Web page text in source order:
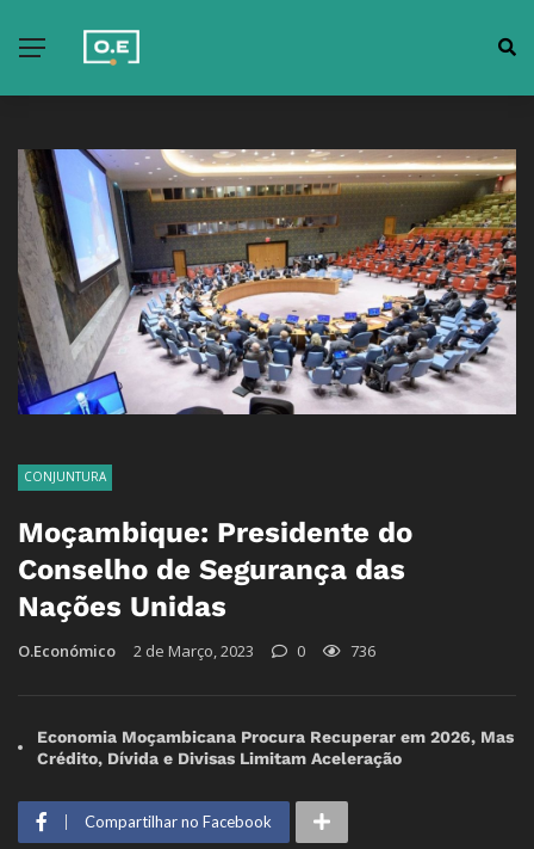
CONJUNTURA
Moçambique: Presidente do
Conselho de Segurança das
Nações Unidas
O.Económico 2 de Março, 2023 0 736
Economia Moçambicana Procura Recuperar em 2026, Mas
Crédito, Dívida e Divisas Limitam Aceleração
Compartilhar no Facebook